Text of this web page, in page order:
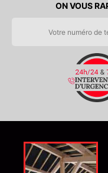
ON VOUS